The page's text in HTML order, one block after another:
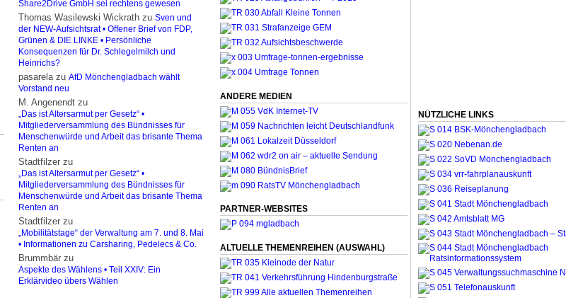
Share2Drive GmbH sei rechtens gewesen
Thomas Wasilewski Wickrath zu Sven und
der NEW-Aufsichtsrat • Offener Brief von FDP,
Grünen & DIE LINKE • Persönliche
Konsequenzen für Dr. Schlegelmilch und
Heinrichs?
pasarelazu AfD Mönchengladbach wählt
Vorstand neu
M. Angenendt zu
„Das ist Altersarmut per Gesetz“ •
Mitgliederversammlung des Bündnisses für
Menschenwürde und Arbeit das brisante Thema
Renten an
Stadtfilzer zu
„Das ist Altersarmut per Gesetz“ •
Mitgliederversammlung des Bündnisses für
Menschenwürde und Arbeit das brisante Thema
Renten an
Stadtfilzer zu
„Mobilitätstage“ der Verwaltung am 7. und 8. Mai
• Informationen zu Carsharing, Pedelecs & Co.
Brummbär zu
Aspekte des Wählens • Teil XXIV: Ein
Erklärvideo übers Wählen
ANDERE MEDIEN
PARTNER-WEBSITES
ALTUELLE THEMENREIHEN (AUSWAHL)
NÜTZLICHE LINKS